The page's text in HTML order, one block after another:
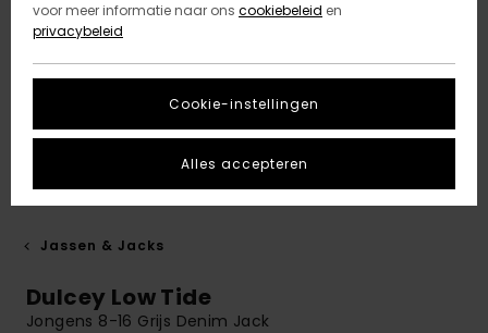
Jassen & Jacks
Dulcey Low Tide
Jongens 8-16 Grijs Denim Jack
voor meer informatie naar ons cookiebeleid en
privacybeleid
Cookie-instellingen
Alles accepteren